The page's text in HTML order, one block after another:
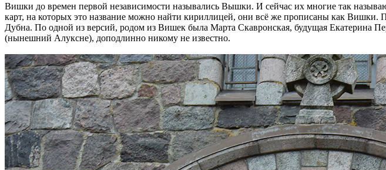
Вишки до времен первой независимости назывались Вышки. И сейчас их многие так
карт, на которых это название можно найти кириллицей, они всё же прописаны как Вишки.
Дубна. По одной из версий, родом из Вишек была Марта Скавронская, будущая Екатерина
(нынешний Алуксне), доподлинно никому не известно.